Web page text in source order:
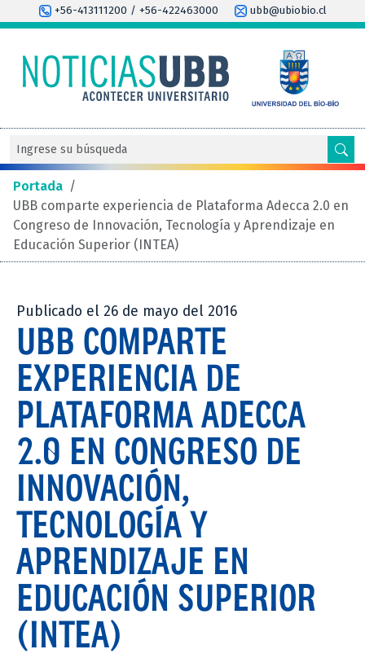
+56-413111200 / +56-422463000 ubb@ubiobio.cl
Portada /
UBB comparte experiencia de Plataforma Adecca 2.0 en
Congreso de Innovación, Tecnología y Aprendizaje en
Educación Superior (INTEA)
Publicado el 26 de mayo del 2016
UBB COMPARTE
EXPERIENCIA DE
PLATAFORMA ADECCA
2.0 EN CONGRESO DE
INNOVACIÓN,
TECNOLOGÍA Y
APRENDIZAJE EN
EDUCACIÓN SUPERIOR
(INTEA)